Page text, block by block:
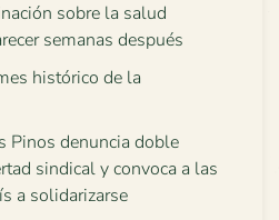
sobre la salud
semanas después
histórico de la
Pinos denuncia doble
sindical y convoca a las
a solidarizarse